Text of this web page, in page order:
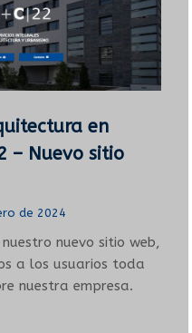
en
– Nuevo sitio
de 2024
nuevo sitio web,
a los usuarios toda
nuestra empresa.